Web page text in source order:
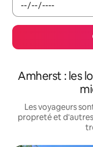
Amherst : les
Les voyageurs
propreté et